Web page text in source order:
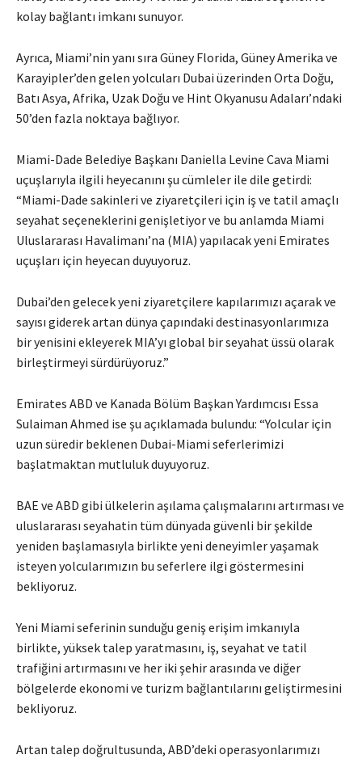
kolay bağlantı imkanı sunuyor.
Ayrıca, Miami’nin yanı sıra Güney Florida, Güney Amerika ve
Karayipler’den gelen yolcuları Dubai üzerinden Orta Doğu,
Batı Asya, Afrika, Uzak Doğu ve Hint Okyanusu Adaları’ndaki
50’den fazla noktaya bağlıyor.
Miami-Dade Belediye Başkanı Daniella Levine Cava Miami
uçuşlarıyla ilgili heyecanını şu cümleler ile dile getirdi:
“Miami-Dade sakinleri ve ziyaretçileri için iş ve tatil amaçlı
seyahat seçeneklerini genişletiyor ve bu anlamda Miami
Uluslararası Havalimanı’na (MIA) yapılacak yeni Emirates
uçuşları için heyecan duyuyoruz.
Dubai’den gelecek yeni ziyaretçilere kapılarımızı açarak ve
sayısı giderek artan dünya çapındaki destinasyonlarımıza
bir yenisini ekleyerek MIA’yı global bir seyahat üssü olarak
birleştirmeyi sürdürüyoruz.”
Emirates ABD ve Kanada Bölüm Başkan Yardımcısı Essa
Sulaiman Ahmed ise şu açıklamada bulundu: “Yolcular için
uzun süredir beklenen Dubai-Miami seferlerimizi
başlatmaktan mutluluk duyuyoruz.
BAE ve ABD gibi ülkelerin aşılama çalışmalarını artırması ve
uluslararası seyahatin tüm dünyada güvenli bir şekilde
yeniden başlamasıyla birlikte yeni deneyimler yaşamak
isteyen yolcularımızın bu seferlere ilgi göstermesini
bekliyoruz.
Yeni Miami seferinin sunduğu geniş erişim imkanıyla
birlikte, yüksek talep yaratmasını, iş, seyahat ve tatil
trafiğini artırmasını ve her iki şehir arasında ve diğer
bölgelerde ekonomi ve turizm bağlantılarını geliştirmesini
bekliyoruz.
Artan talep doğrultusunda, ABD’deki operasyonlarımızı